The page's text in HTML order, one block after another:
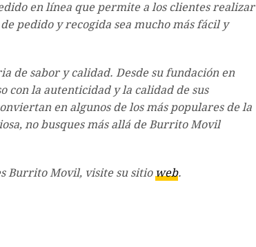
en línea que permite a los clientes realizar
pedido y recogida sea mucho más fácil y
de sabor y calidad. Desde su fundación en
con la autenticidad y la calidad de sus
en algunos de los más populares de la
no busques más allá de Burrito Movil
Burrito Movil, visite su sitioweb.